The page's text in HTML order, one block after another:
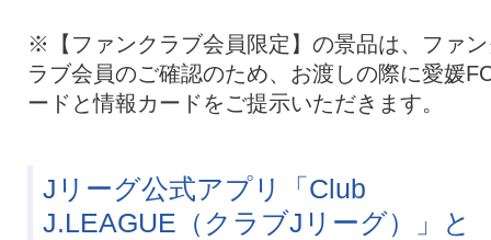
※【ファンクラブ会員限定】の景品は、ファ
ラブ会員のご確認のため、お渡しの際に愛媛
ードと情報カードをご提示いただきます。
Jリーグ公式アプリ「Club
J.LEAGUE（クラブJリーグ）」と